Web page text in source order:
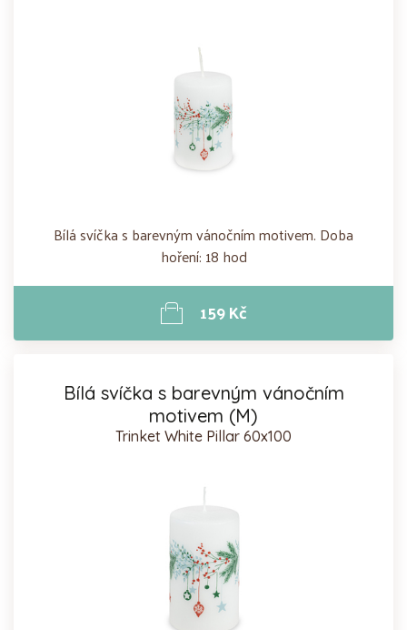
Bílá svíčka s barevným vánočním motivem. Doba
hoření: 18 hod
159 Kč
Bílá svíčka s barevným vánočním
motivem (M)
Trinket White Pillar 60x100